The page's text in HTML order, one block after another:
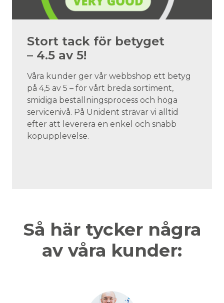
Stort tack för betyget
– 4.5 av 5!
Våra kunder ger vår webbshop ett betyg
på 4,5 av 5 – för vårt breda sortiment,
smidiga beställningsprocess och höga
servicenivå. På Unident strävar vi alltid
efter att leverera en enkel och snabb
köpupplevelse.
Så här tycker några
av våra kunder: